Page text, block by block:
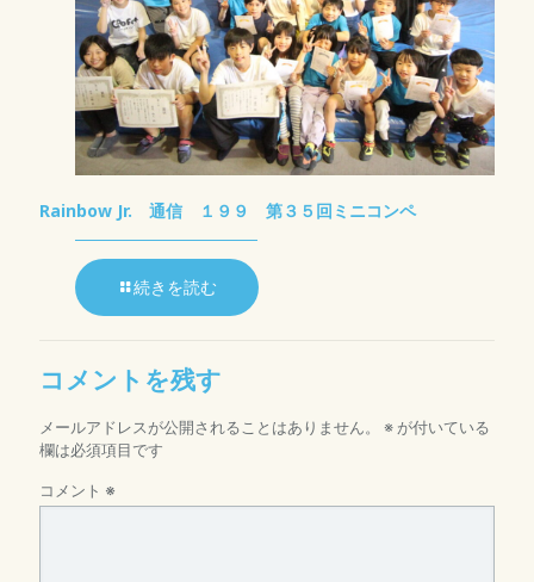
Rainbow Jr. 通信 １９９ 第３５回ミニコンペ
続きを読む
コメントを残す
メールアドレスが公開されることはありません。 ※ が付いている
欄は必須項目です
コメント ※